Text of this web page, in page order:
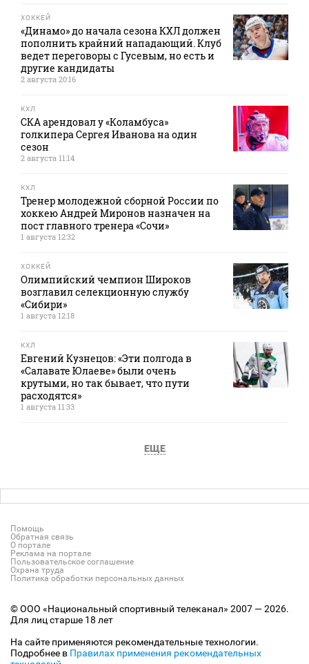
ХОККЕЙ
«Динамо» до начала сезона КХЛ должен
пополнить крайний нападающий. Клуб
ведет переговоры с Гусевым, но есть и
другие кандидаты
2 августа 20:16
КХЛ
СКА арендовал у «Коламбуса»
голкипера Сергея Иванова на один
сезон
2 августа 11:14
КХЛ
Тренер молодежной сборной России по
хоккею Андрей Миронов назначен на
пост главного тренера «Сочи»
1 августа 12:32
ХОККЕЙ
Олимпийский чемпион Широков
возглавил селекционную службу
«Сибири»
1 августа 12:18
КХЛ
Евгений Кузнецов: «Эти полгода в
«Салавате Юлаеве» были очень
крутыми, но так бывает, что пути
расходятся»
1 августа 11:33
ЕЩЕ
Помощь
Обратная связь
О портале
Реклама на портале
Пользовательское соглашение
Охрана труда
Политика обработки персональных данных
© ООО «Национальный спортивный телеканал» 2007 — 2026.
Для лиц старше 18 лет
На сайте применяются рекомендательные технологии.
Подробнее в Правилах применения рекомендательных